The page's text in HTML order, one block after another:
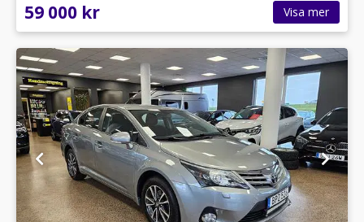
59 000 kr Visa mer